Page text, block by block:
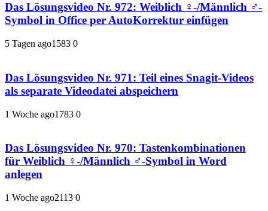
Das Lösungsvideo Nr. 972: Weiblich ♀-/Männlich ♂-
Symbol in Office per AutoKorrektur einfügen
5 Tagen ago1583 0
Das Lösungsvideo Nr. 971: Teil eines Snagit-Videos
als separate Videodatei abspeichern
1 Woche ago1783 0
Das Lösungsvideo Nr. 970: Tastenkombinationen
für Weiblich ♀-/Männlich ♂-Symbol in Word
anlegen
1 Woche ago2113 0